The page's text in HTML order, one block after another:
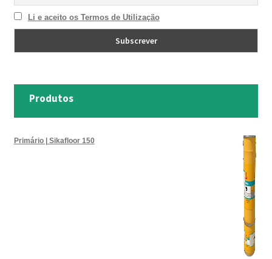
Li e aceito os Termos de Utilização
Produtos
Primário | Sikafloor 150